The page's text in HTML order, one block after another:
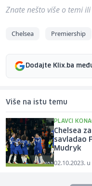
Znate nešto više o temi
Chelsea Premiership
Dodajte Klix.ba
Više na istu temu
PLAVCI
Chelsea
savladao
Mudryk
02.10.2023.